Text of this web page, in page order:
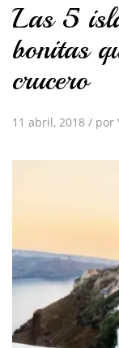
Las 5
bonitas
crucero
11 abril, 2018 / por